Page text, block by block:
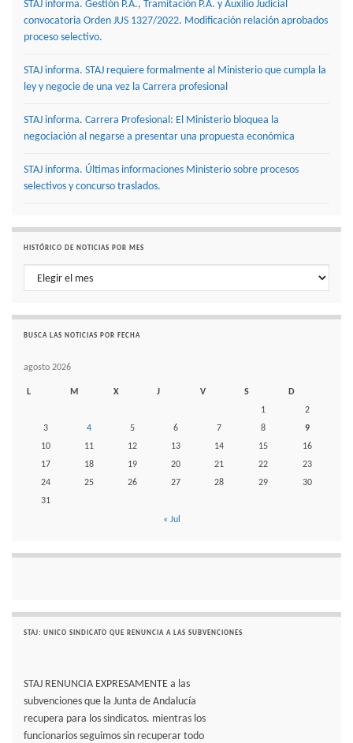
STAJ informa. Gestión P.A., Tramitación P.A. y Auxilio Judicial
convocatoria Orden JUS 1327/2022. Modificación relación aprobados
proceso selectivo.
STAJ informa. STAJ requiere formalmente al Ministerio que cumpla la
ley y negocie de una vez la Carrera profesional
STAJ informa. Carrera Profesional: El Ministerio bloquea la
negociación al negarse a presentar una propuesta económica
STAJ informa. Últimas informaciones Ministerio sobre procesos
selectivos y concurso traslados.
HISTÓRICO DE NOTICIAS POR MES
Histórico de noticias por mes
BUSCA LAS NOTICIAS POR FECHA
agosto 2026
L M X J V S
D
1
2
3
4 5 6 7 8
9
10
11 12 13 14 15
16
17
18 19 20 21 22
23
24
25 26 27 28 29
30
31
« Jul
STAJ: UNICO SINDICATO QUE RENUNCIA A LAS SUBVENCIONES
STAJ RENUNCIA EXPRESAMENTE a las
subvenciones que la Junta de Andalucía
recupera para los sindicatos. mientras los
funcionarios seguimos sin recuperar todo